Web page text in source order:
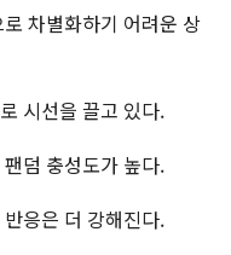
차별화하기 어려운 상
시선을 끌고 있다.
팬덤 충성도가 높다.
응은 더 강해진다.